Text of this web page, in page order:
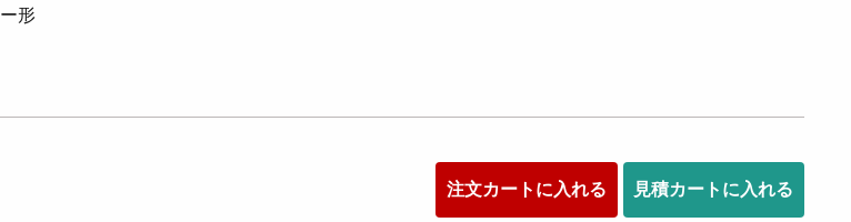
ー形
注文カートに入れる 見積カートに入れる